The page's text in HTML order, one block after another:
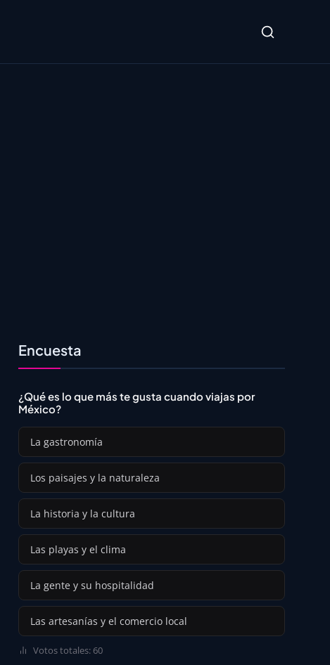
Encuesta
¿Qué es lo que más te gusta cuando viajas por
México?
La gastronomía
Los paisajes y la naturaleza
La historia y la cultura
Las playas y el clima
La gente y su hospitalidad
Las artesanías y el comercio local
Votos totales: 60